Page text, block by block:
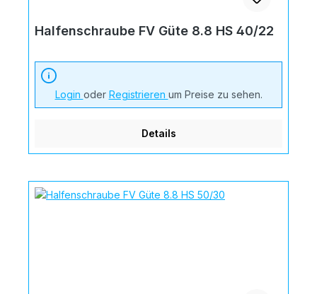
Halfenschraube FV Güte 8.8 HS 40/22
Login oder Registrieren um Preise zu sehen.
Details